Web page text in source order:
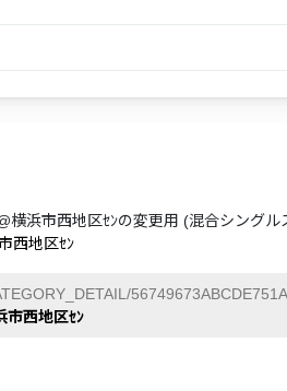
浜市西地区ｾﾝの変更用 (混合シングル
西地区ｾﾝ
市西地区ｾﾝ